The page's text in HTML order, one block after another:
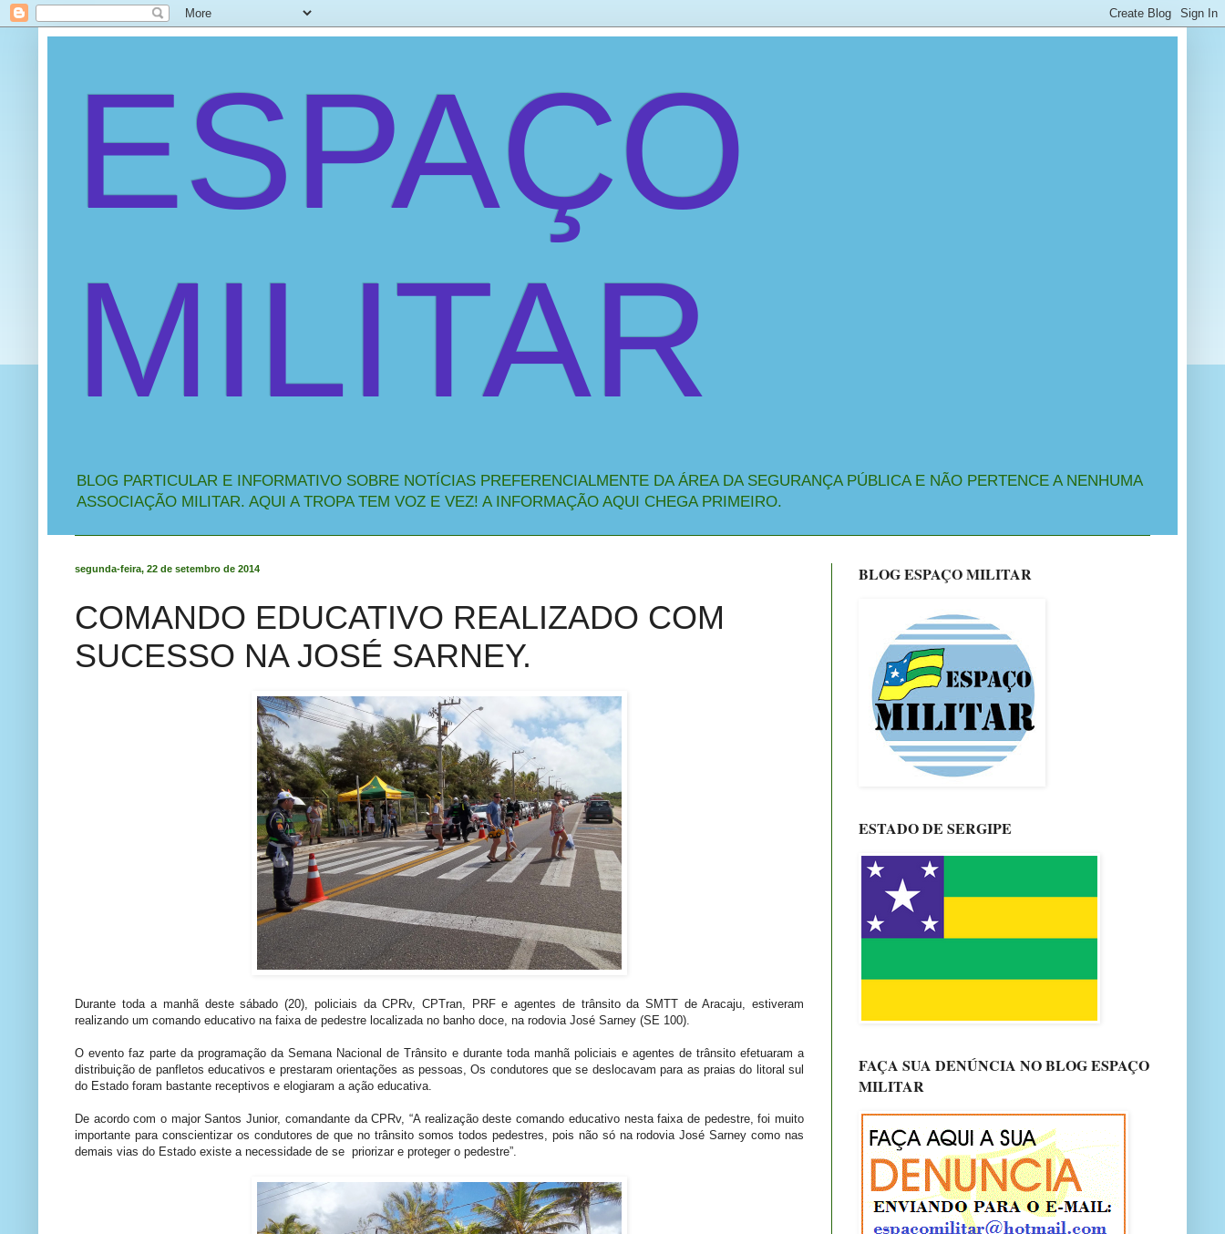
ESPAÇO
MILITAR
BLOG PARTICULAR E INFORMATIVO SOBRE NOTÍCIAS PREFERENCIALMENTE DA ÁREA DA SEGURANÇA PÚBLICA E NÃO PERTENCE A NENHUMA
ASSOCIAÇÃO MILITAR. AQUI A TROPA TEM VOZ E VEZ! A INFORMAÇÃO AQUI CHEGA PRIMEIRO.
segunda-feira, 22 de setembro de 2014
COMANDO EDUCATIVO REALIZADO COM
SUCESSO NA JOSÉ SARNEY.
Durante toda a manhã deste sábado (20), policiais da CPRv, CPTran, PRF e agentes de trânsito da SMTT de Aracaju, estiveram
realizando um comando educativo na faixa de pedestre localizada no banho doce, na rodovia José Sarney (SE 100).
O evento faz parte da programação da Semana Nacional de Trânsito e durante toda manhã policiais e agentes de trânsito efetuaram a
distribuição de panfletos educativos e prestaram orientações as pessoas, Os condutores que se deslocavam para as praias do litoral sul
do Estado foram bastante receptivos e elogiaram a ação educativa.
De acordo com o major Santos Junior, comandante da CPRv, “A realização deste comando educativo nesta faixa de pedestre, foi muito
importante para conscientizar os condutores de que no trânsito somos todos pedestres, pois não só na rodovia José Sarney como nas
demais vias do Estado existe a necessidade de se priorizar e proteger o pedestre”.
BLOG ESPAÇO MILITAR
ESTADO DE SERGIPE
FAÇA SUA DENÚNCIA NO BLOG ESPAÇO
MILITAR